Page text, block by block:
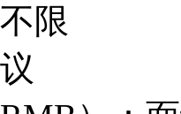
不限